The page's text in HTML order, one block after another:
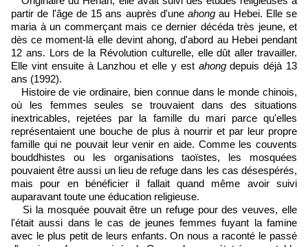
partir de l'âge de 15 ans auprès d'une ahong au Hebei. Elle se
maria à un commerçant mais ce dernier décéda très jeune, et
dès ce moment-là elle devint ahong, d'abord au Hebei pendant
12 ans. Lors de la Révolution culturelle, elle dût aller travailler.
Elle vint ensuite à Lanzhou et elle y est ahongdepuis déjà 13
ans (1992).
Histoire de vie ordinaire, bien connue dans le monde chinois,
où les femmes seules se trouvaient dans des situations
inextricables, rejetées par la famille du mari parce qu'elles
représentaient une bouche de plus à nourrir et par leur propre
famille qui ne pouvait leur venir en aide. Comme les couvents
bouddhistes ou les organisations taoïstes, les mosquées
pouvaient être aussi un lieu de refuge dans les cas désespérés,
mais pour en bénéficier il fallait quand même avoir suivi
auparavant toute une éducation religieuse.
Si la mosquée pouvait être un refuge pour des veuves, elle
l'était aussi dans le cas de jeunes femmes fuyant la famine
avec le plus petit de leurs enfants. On nous a raconté le passé